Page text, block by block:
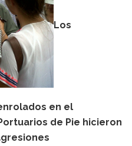
Los
en el
de Pie hicieron